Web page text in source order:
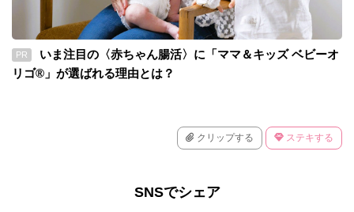
PR
いま注目の〈赤ちゃん腸活〉に「ママ＆キッズ ベビーオ
リゴ®」が選ばれる理由とは？
クリップする ステキする
SNSでシェア